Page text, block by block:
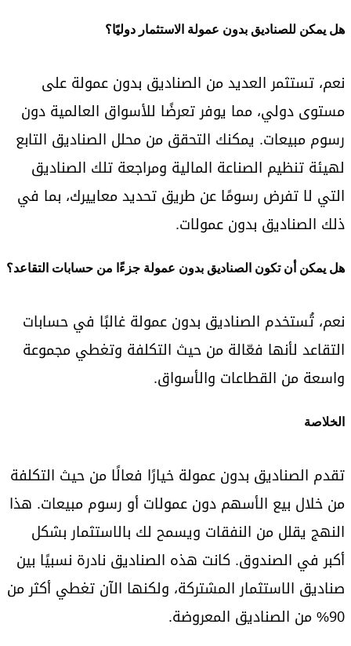
هل يمكن للصناديق بدون عمولة الاستثمار دوليًا؟
نعم، تستثمر العديد من الصناديق بدون عمولة على
مستوى دولي، مما يوفر تعرضًا للأسواق العالمية دون
رسوم مبيعات. يمكنك التحقق من محلل الصناديق التابع
لهيئة تنظيم الصناعة المالية ومراجعة تلك الصناديق
التي لا تفرض رسومًا عن طريق تحديد معاييرك، بما في
ذلك الصناديق بدون عمولات.
هل يمكن أن تكون الصناديق بدون عمولة جزءًا من حسابات التقاعد؟
نعم، تُستخدم الصناديق بدون عمولة غالبًا في حسابات
التقاعد لأنها فعّالة من حيث التكلفة وتغطي مجموعة
واسعة من القطاعات والأسواق.
الخلاصة
تقدم الصناديق بدون عمولة خيارًا فعالًا من حيث التكلفة
من خلال بيع الأسهم دون عمولات أو رسوم مبيعات. هذا
النهج يقلل من النفقات ويسمح لك بالاستثمار بشكل
أكبر في الصندوق. كانت هذه الصناديق نادرة نسبيًا بين
صناديق الاستثمار المشتركة، ولكنها الآن تغطي أكثر من
90% من الصناديق المعروضة.